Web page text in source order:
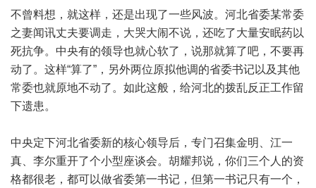
不曾料想，就这样，还是出现了一些风波。河北省委某常委
之妻闻讯丈夫要调走，大哭大闹不说，还吃了大量安眠药以
死抗争。中央有的领导也就心软了，说那就算了吧，不要再
动了。这样“算了”，另外两位原拟他调的省委书记以及其他
常委也就原地不动了。如此这般，给河北的拨乱反正工作留
下遗患。
中央定下河北省委新的核心领导后，专门召集金明、江一
真、李尔重开了个小型座谈会。胡耀邦说，你们三个人的资
格都很老，都可以做省委第一书记，但第一书记只有一个，